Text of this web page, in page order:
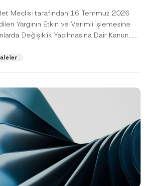
Meclisi tarafından 16 Temmuz 2026
Yargının Etkin ve Verimli İşlemesine
Değişiklik Yapılmasına Dair Kanun...